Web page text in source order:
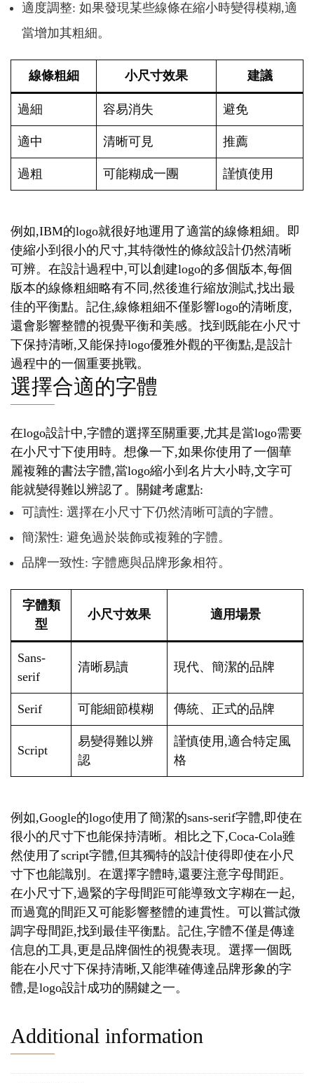
適度調整: 如果發現某些線條在縮小時變得模糊,適
當增加其粗細。
線條粗細 小尺寸效果 建議
過細 容易消失 避免
適中 清晰可見 推薦
過粗 可能糊成一團 謹慎使用
例如,IBM的logo就很好地運用了適當的線條粗細。即
使縮小到很小的尺寸,其特徵性的條紋設計仍然清晰
可辨。在設計過程中,可以創建logo的多個版本,每個
版本的線條粗細略有不同,然後進行縮放測試,找出最
佳的平衡點。記住,線條粗細不僅影響logo的清晰度,
還會影響整體的視覺平衡和美感。找到既能在小尺寸
下保持清晰,又能保持logo優雅外觀的平衡點,是設計
過程中的一個重要挑戰。
選擇合適的字體
在logo設計中,字體的選擇至關重要,尤其是當logo需要
在小尺寸下使用時。想像一下,如果你使用了一個華
麗複雜的書法字體,當logo縮小到名片大小時,文字可
能就變得難以辨認了。關鍵考慮點:
可讀性: 選擇在小尺寸下仍然清晰可讀的字體。
簡潔性: 避免過於裝飾或複雜的字體。
品牌一致性: 字體應與品牌形象相符。
字體類
型
小尺寸效果 適用場景
Sans-
serif
清晰易讀 現代、簡潔的品牌
Serif 可能細節模糊 傳統、正式的品牌
Script
易變得難以辨
認
謹慎使用,適合特定風
格
例如,Google的logo使用了簡潔的sans-serif字體,即使在
很小的尺寸下也能保持清晰。相比之下,Coca-Cola雖
然使用了script字體,但其獨特的設計使得即使在小尺
寸下也能識別。在選擇字體時,還要注意字母間距。
在小尺寸下,過緊的字母間距可能導致文字糊在一起,
而過寬的間距又可能影響整體的連貫性。可以嘗試微
調字母間距,找到最佳平衡點。記住,字體不僅是傳達
信息的工具,更是品牌個性的視覺表現。選擇一個既
能在小尺寸下保持清晰,又能準確傳達品牌形象的字
體,是logo設計成功的關鍵之一。
Additional information